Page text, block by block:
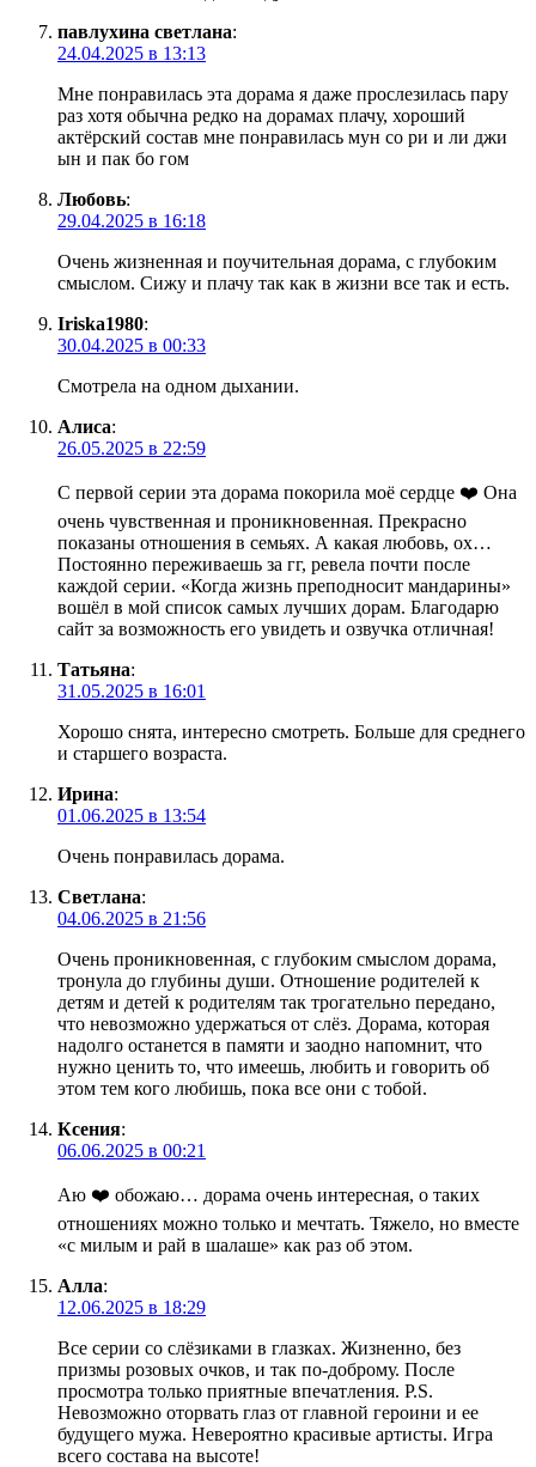
павлухина светлана:
24.04.2025 в 13:13
Мне понравилась эта дорама я даже прослезилась пару
раз хотя обычна редко на дорамах плачу, хороший
актёрский состав мне понравилась мун со ри и ли джи
ын и пак бо гом
Любовь:
29.04.2025 в 16:18
Очень жизненная и поучительная дорама, с глубоким
смыслом. Сижу и плачу так как в жизни все так и есть.
Iriska1980:
30.04.2025 в 00:33
Смотрела на одном дыхании.
Алиса:
26.05.2025 в 22:59
С первой серии эта дорама покорила моё сердце ❤️ Она
очень чувственная и проникновенная. Прекрасно
показаны отношения в семьях. А какая любовь, ох…
Постоянно переживаешь за гг, ревела почти после
каждой серии. «Когда жизнь преподносит мандарины»
вошёл в мой список самых лучших дорам. Благодарю
сайт за возможность его увидеть и озвучка отличная!
Татьяна:
31.05.2025 в 16:01
Хорошо снята, интересно смотреть. Больше для среднего
и старшего возраста.
Ирина:
01.06.2025 в 13:54
Очень понравилась дорама.
Светлана:
04.06.2025 в 21:56
Очень проникновенная, с глубоким смыслом дорама,
тронула до глубины души. Отношение родителей к
детям и детей к родителям так трогательно передано,
что невозможно удержаться от слёз. Дорама, которая
надолго останется в памяти и заодно напомнит, что
нужно ценить то, что имеешь, любить и говорить об
этом тем кого любишь, пока все они с тобой.
Ксения:
06.06.2025 в 00:21
Аю ❤️ обожаю… дорама очень интересная, о таких
отношениях можно только и мечтать. Тяжело, но вместе
«с милым и рай в шалаше» как раз об этом.
Алла:
12.06.2025 в 18:29
Все серии со слёзиками в глазках. Жизненно, без
призмы розовых очков, и так по-доброму. После
просмотра только приятные впечатления. P.S.
Невозможно оторвать глаз от главной героини и ее
будущего мужа. Невероятно красивые артисты. Игра
всего состава на высоте!